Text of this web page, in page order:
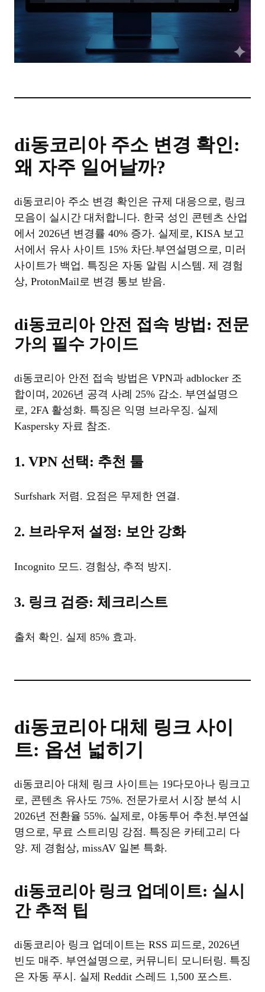
di동코리아 주소 변경 확인:
왜 자주 일어날까?
di동코리아 주소 변경 확인은 규제 대응으로, 링크
모음이 실시간 대처합니다. 한국 성인 콘텐츠 산업
에서 2026년 변경률 40% 증가. 실제로, KISA 보고
서에서 유사 사이트 15% 차단.부연설명으로, 미러
사이트가 백업. 특징은 자동 알림 시스템. 제 경험
상, ProtonMail로 변경 통보 받음.
di동코리아 안전 접속 방법: 전문
가의 필수 가이드
di동코리아 안전 접속 방법은 VPN과 adblocker 조
합이며, 2026년 공격 사례 25% 감소. 부연설명으
로, 2FA 활성화. 특징은 익명 브라우징. 실제
Kaspersky 자료 참조.
1. VPN 선택: 추천 툴
Surfshark 저렴. 요점은 무제한 연결.
2. 브라우저 설정: 보안 강화
Incognito 모드. 경험상, 추적 방지.
3. 링크 검증: 체크리스트
출처 확인. 실제 85% 효과.
di동코리아 대체 링크 사이
트: 옵션 넓히기
di동코리아 대체 링크 사이트는 19다모아나 링크고
로, 콘텐츠 유사도 75%. 전문가로서 시장 분석 시
2026년 전환율 55%. 실제로, 야동투어 추천.부연설
명으로, 무료 스트리밍 강점. 특징은 카테고리 다
양. 제 경험상, missAV 일본 특화.
di동코리아 링크 업데이트: 실시
간 추적 팁
di동코리아 링크 업데이트는 RSS 피드로, 2026년
빈도 매주. 부연설명으로, 커뮤니티 모니터링. 특징
은 자동 푸시. 실제 Reddit 스레드 1,500 포스트.